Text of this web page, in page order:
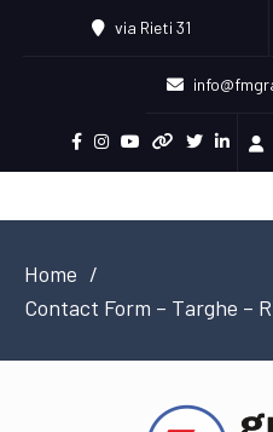
via Rieti 31
Twitter
Home
Contact Form – Targhe –